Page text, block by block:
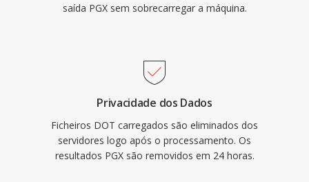
saída PGX sem sobrecarregar a máquina.
Privacidade dos Dados
Ficheiros DOT carregados são eliminados dos
servidores logo após o processamento. Os
resultados PGX são removidos em 24 horas.